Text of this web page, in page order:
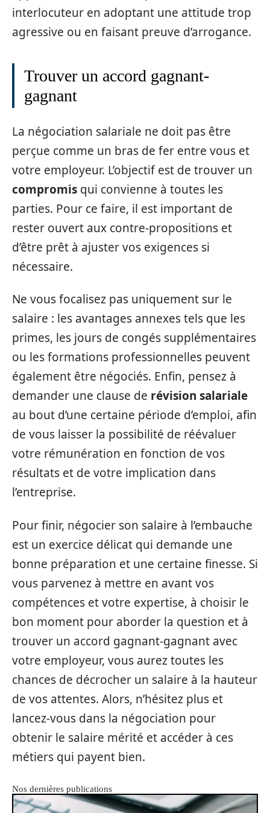
interlocuteur en adoptant une attitude trop
agressive ou en faisant preuve d’arrogance.
Trouver un accord gagnant-
gagnant
La négociation salariale ne doit pas être
perçue comme un bras de fer entre vous et
votre employeur. L’objectif est de trouver un
compromis qui convienne à toutes les
parties. Pour ce faire, il est important de
rester ouvert aux contre-propositions et
d’être prêt à ajuster vos exigences si
nécessaire.
Ne vous focalisez pas uniquement sur le
salaire : les avantages annexes tels que les
primes, les jours de congés supplémentaires
ou les formations professionnelles peuvent
également être négociés. Enfin, pensez à
demander une clause de révision salariale
au bout d’une certaine période d’emploi, afin
de vous laisser la possibilité de réévaluer
votre rémunération en fonction de vos
résultats et de votre implication dans
l’entreprise.
Pour finir, négocier son salaire à l’embauche
est un exercice délicat qui demande une
bonne préparation et une certaine finesse. Si
vous parvenez à mettre en avant vos
compétences et votre expertise, à choisir le
bon moment pour aborder la question et à
trouver un accord gagnant-gagnant avec
votre employeur, vous aurez toutes les
chances de décrocher un salaire à la hauteur
de vos attentes. Alors, n’hésitez plus et
lancez-vous dans la négociation pour
obtenir le salaire mérité et accéder à ces
métiers qui payent bien.
Nos dernières publications